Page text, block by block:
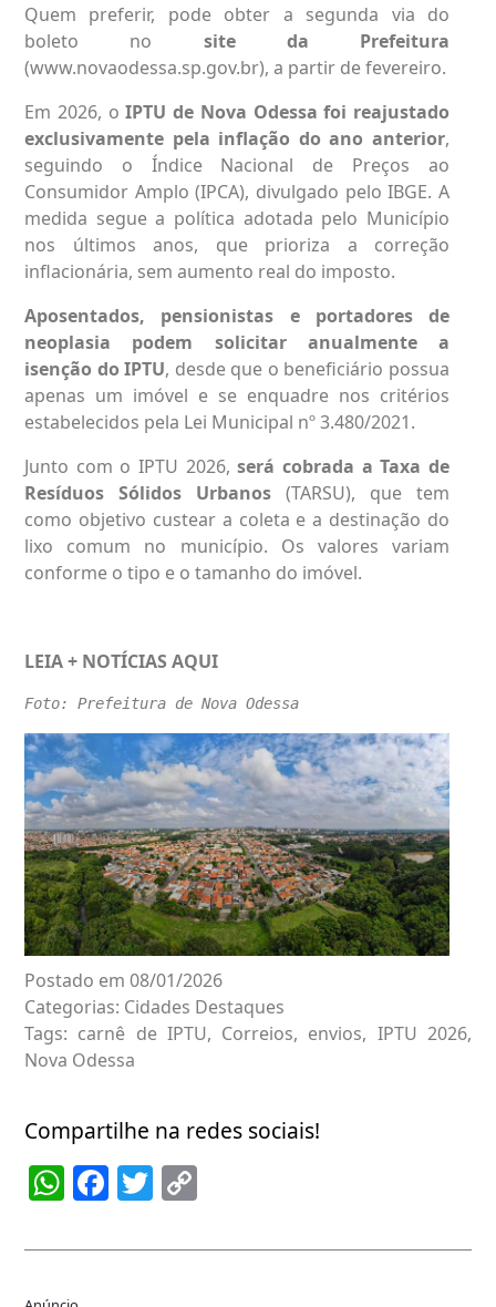
Quem preferir, pode obter a segunda via do
boleto no site da Prefeitura
(www.novaodessa.sp.gov.br), a partir de fevereiro.
Em 2026, oIPTU de Nova Odessa foi reajustado
exclusivamente pela inflação do ano anterior,
seguindo o Índice Nacional de Preços ao
Consumidor Amplo (IPCA), divulgado pelo IBGE. A
medida segue a política adotada pelo Município
nos últimos anos, que prioriza a correção
inflacionária, sem aumento real do imposto.
Aposentados, pensionistas e portadores de
neoplasia podem solicitar anualmente a
isenção do IPTU, desde que o beneficiário possua
apenas um imóvel e se enquadre nos critérios
estabelecidos pela Lei Municipal nº 3.480/2021.
Junto com o IPTU 2026,será cobrada a Taxa de
Resíduos Sólidos Urbanos (TARSU), que tem
como objetivo custear a coleta e a destinação do
lixo comum no município. Os valores variam
conforme o tipo e o tamanho do imóvel.
LEIA + NOTÍCIAS AQUI
Foto: Prefeitura de Nova Odessa
Postado em 08/01/2026
Categorias: Cidades Destaques
Tags: carnê de IPTU, Correios, envios, IPTU 2026,
Nova Odessa
Compartilhe na redes sociais!
WhatsApp
Facebook
Twitter